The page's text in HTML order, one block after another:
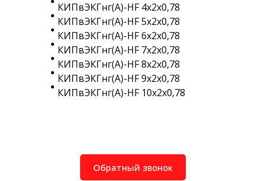
КИПвЭКГнг(A)-HF 4х2х0,78
КИПвЭКГнг(A)-HF 5х2х0,78
КИПвЭКГнг(A)-HF 6х2х0,78
КИПвЭКГнг(A)-HF 7х2х0,78
КИПвЭКГнг(A)-HF 8х2х0,78
КИПвЭКГнг(A)-HF 9х2х0,78
КИПвЭКГнг(A)-HF 10х2х0,78
Обратный звонок